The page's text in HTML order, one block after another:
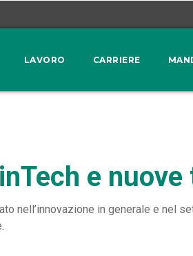
LAVORO CARRIERE
e
nell’innovazione in generale e nel